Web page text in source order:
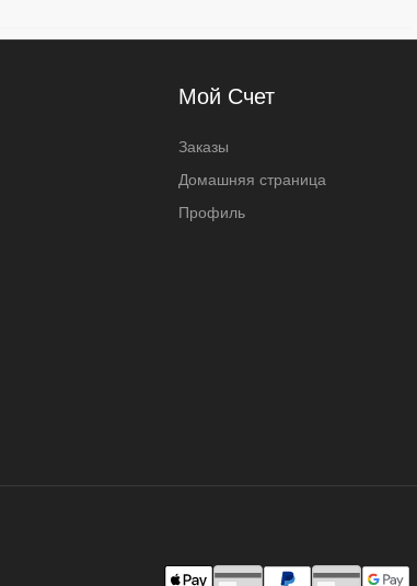
Мой Счет
Заказы
Домашняя страница
Профиль